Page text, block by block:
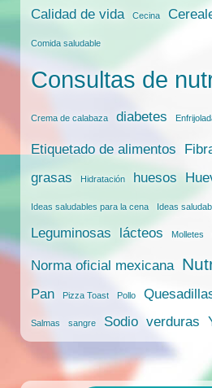
Calidad de vida
Cecina
Comida saludable
Consultas de
Crema de calabaza diabetes
Etiquetado de alimentos
grasas Hidratación huesos
Ideas saludables para la cena Ideas
Leguminosas
lácteos Molletes
Norma oficial mexicana
Pan
Pizza Toast Pollo
Salmas sangre Sodio verduras